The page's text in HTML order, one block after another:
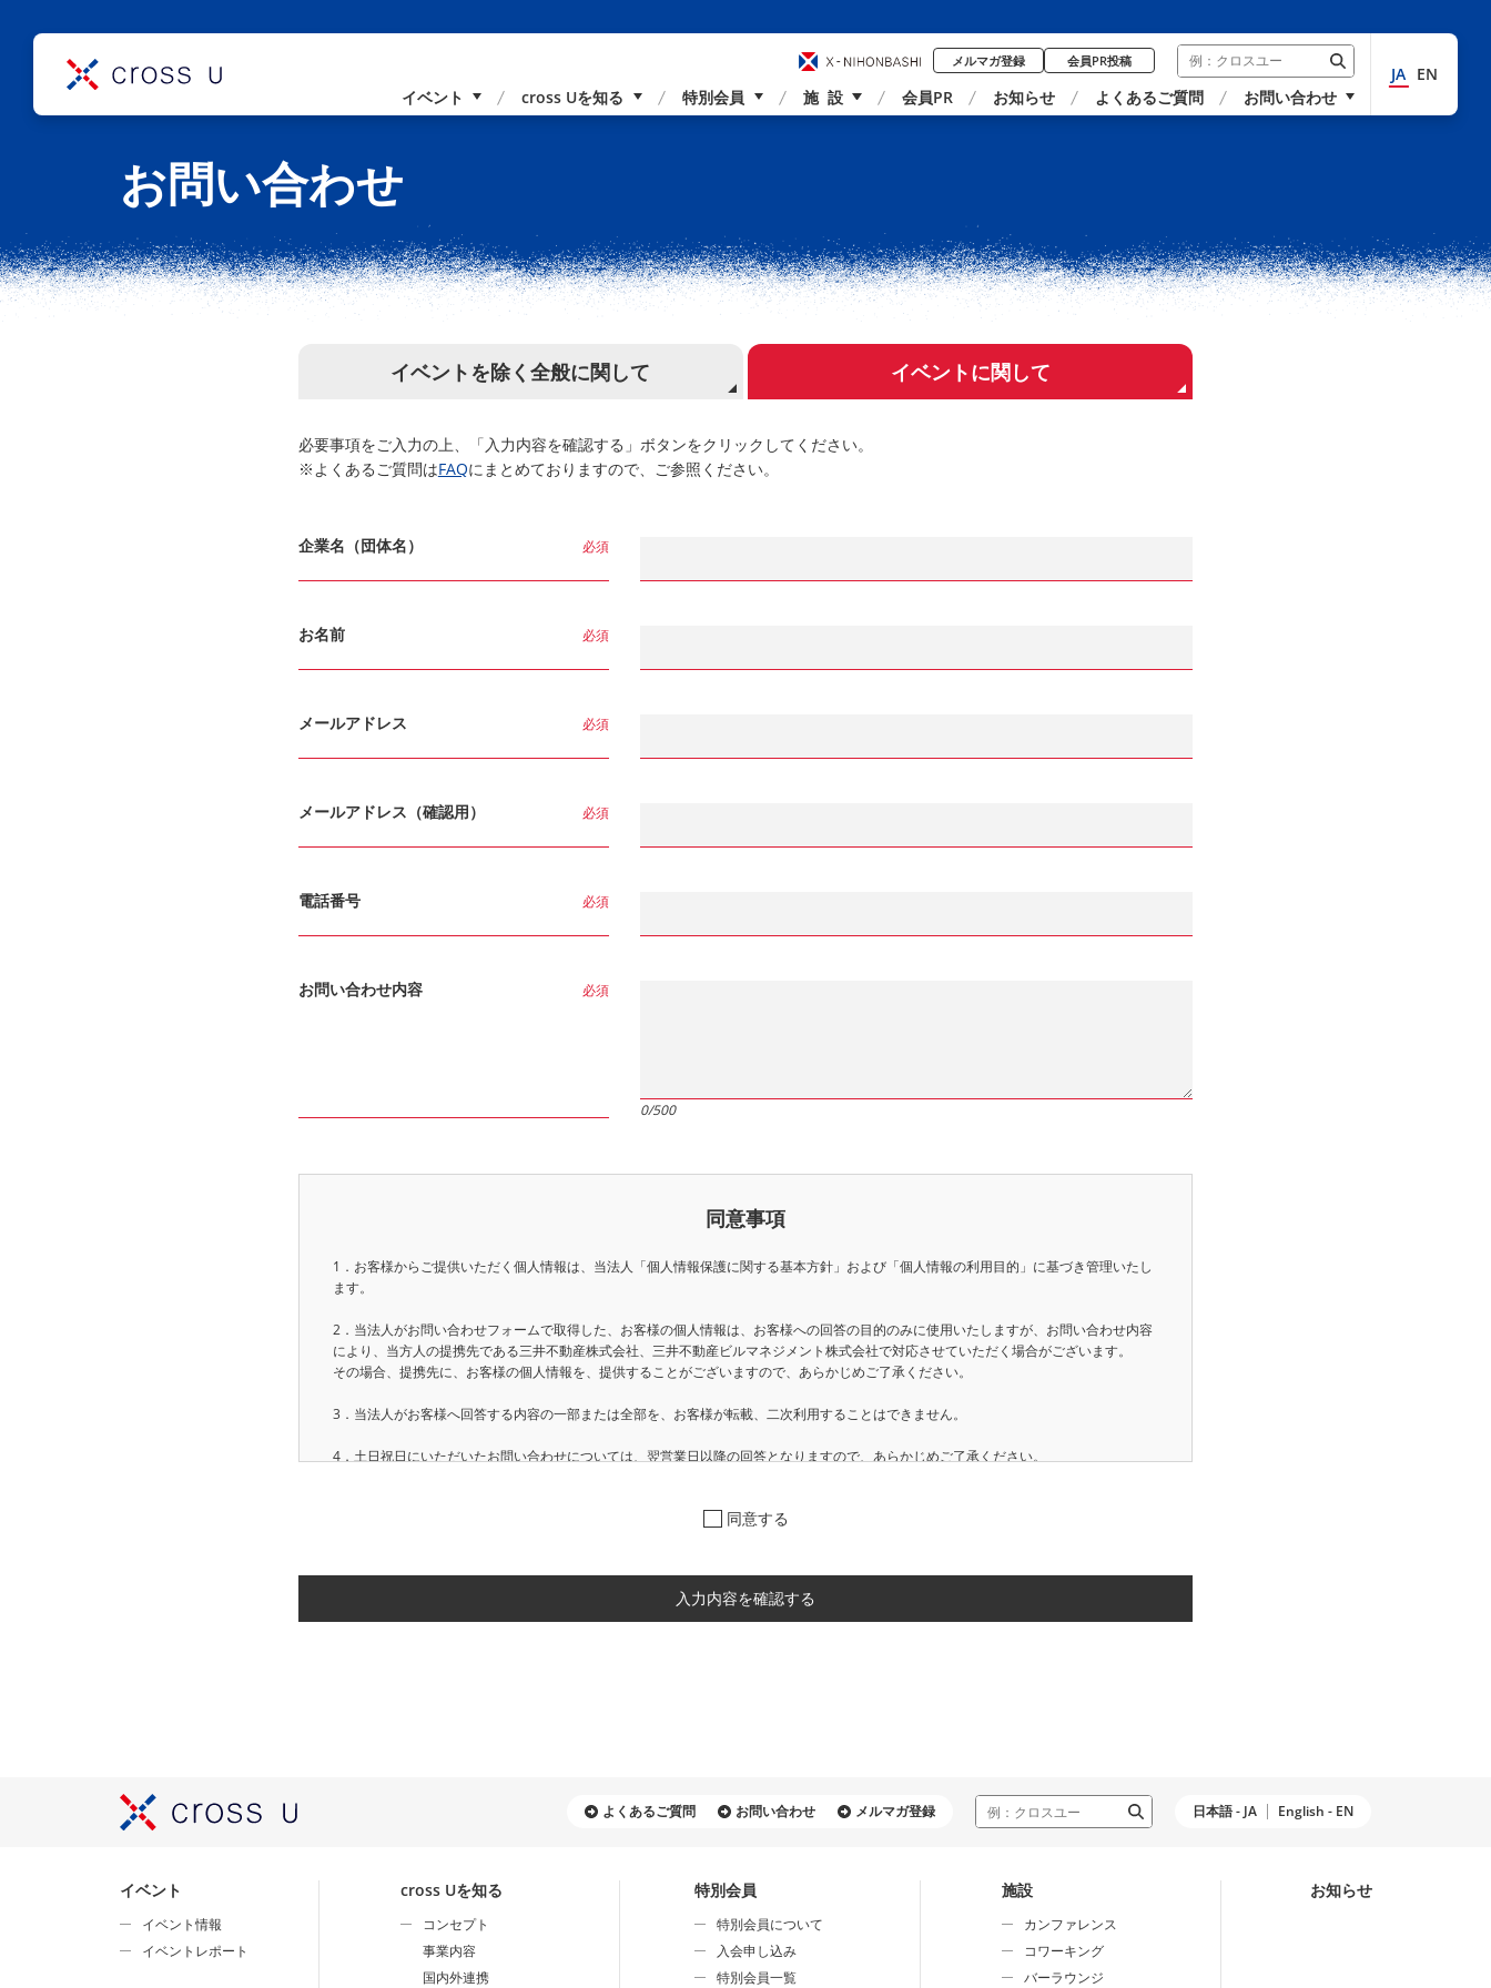
メルマガ登録 会員PR投稿
イベント
cross Uを知る
特別会員 施 設 会員PR お知らせ よくあるご質問 お問い合わせ
JA EN
お問い合わせ
イベントを除く全般に関して イベントに関して
必要事項をご入力の上、「入力内容を確認する」ボタンをクリックしてください。
※よくあるご質問はFAQにまとめておりますので、ご参照ください。
企業名（団体名）
お名前
メールアドレス
メールアドレス（確認用）
電話番号
お問い合わせ内容
0/500
同意事項
1．お客様からご提供いただく個人情報は、当法人「個人情報保護に関する基本方針」および「個人情報の利用目的 」に基づき管理いたし
ます。
2．当法人がお問い合わせフォームで取得した、お客様の個人情報は、お客様への回答の目的のみに使用いたしますが、お問い合わせ内容
により、当方人の提携先である三井不動産株式会社、三井不動産ビルマネジメント株式会社で対応させていただく場合がございます。
その場合、提携先に、お客様の個人情報を、提供することがございますので、あらかじめご了承ください。
3．当法人がお客様へ回答する内容の一部または全部を、お客様が転載、二次利用することはできません。
4．土日祝日にいただいたお問い合わせについては、翌営業日以降の回答となりますので、あらかじめご了承ください。
同意する
入力内容を確認する
よくあるご質問 お問い合わせ メルマガ登録 日本語 - JA English - EN
イベント
イベント情報
イベントレポート
cross Uを知る
コンセプト
事業内容
国内外連携
特別会員
特別会員について
⼊会申し込み
特別会員⼀覧
施設
カンファレンス
コワーキング
バーラウンジ
お知らせ